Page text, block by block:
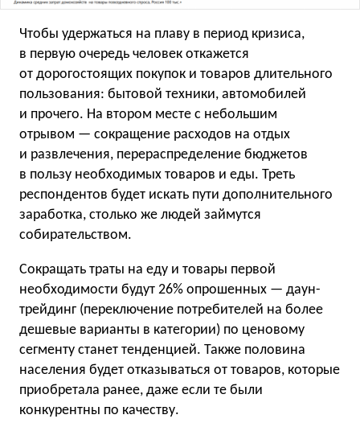
Чтобы удержаться на плаву в период кризиса,
в первую очередь человек откажется
от дорогостоящих покупок и товаров длительного
пользования: бытовой техники, автомобилей
и прочего. На втором месте с небольшим
отрывом — сокращение расходов на отдых
и развлечения, перераспределение бюджетов
в пользу необходимых товаров и еды. Треть
респондентов будет искать пути дополнительного
заработка, столько же людей займутся
собирательством.
Сокращать траты на еду и товары первой
необходимости будут 26% опрошенных — даун-
трейдинг (переключение потребителей на более
дешевые варианты в категории) по ценовому
сегменту станет тенденцией. Также половина
населения будет отказываться от товаров, которые
приобретала ранее, даже если те были
конкурентны по качеству.